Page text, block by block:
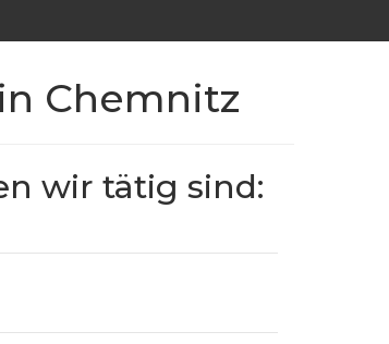
Chemnitz
wir tätig sind: